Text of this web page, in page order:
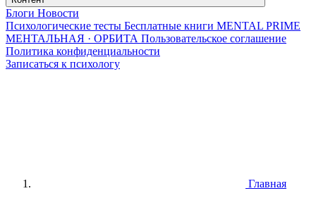
Блоги Новости
Психологические тесты Бесплатные книги MENTAL PRIME
МЕНТАЛЬНАЯ · ОРБИТА Пользовательское соглашение
Политика конфиденциальности
Записаться к психологу
Главная